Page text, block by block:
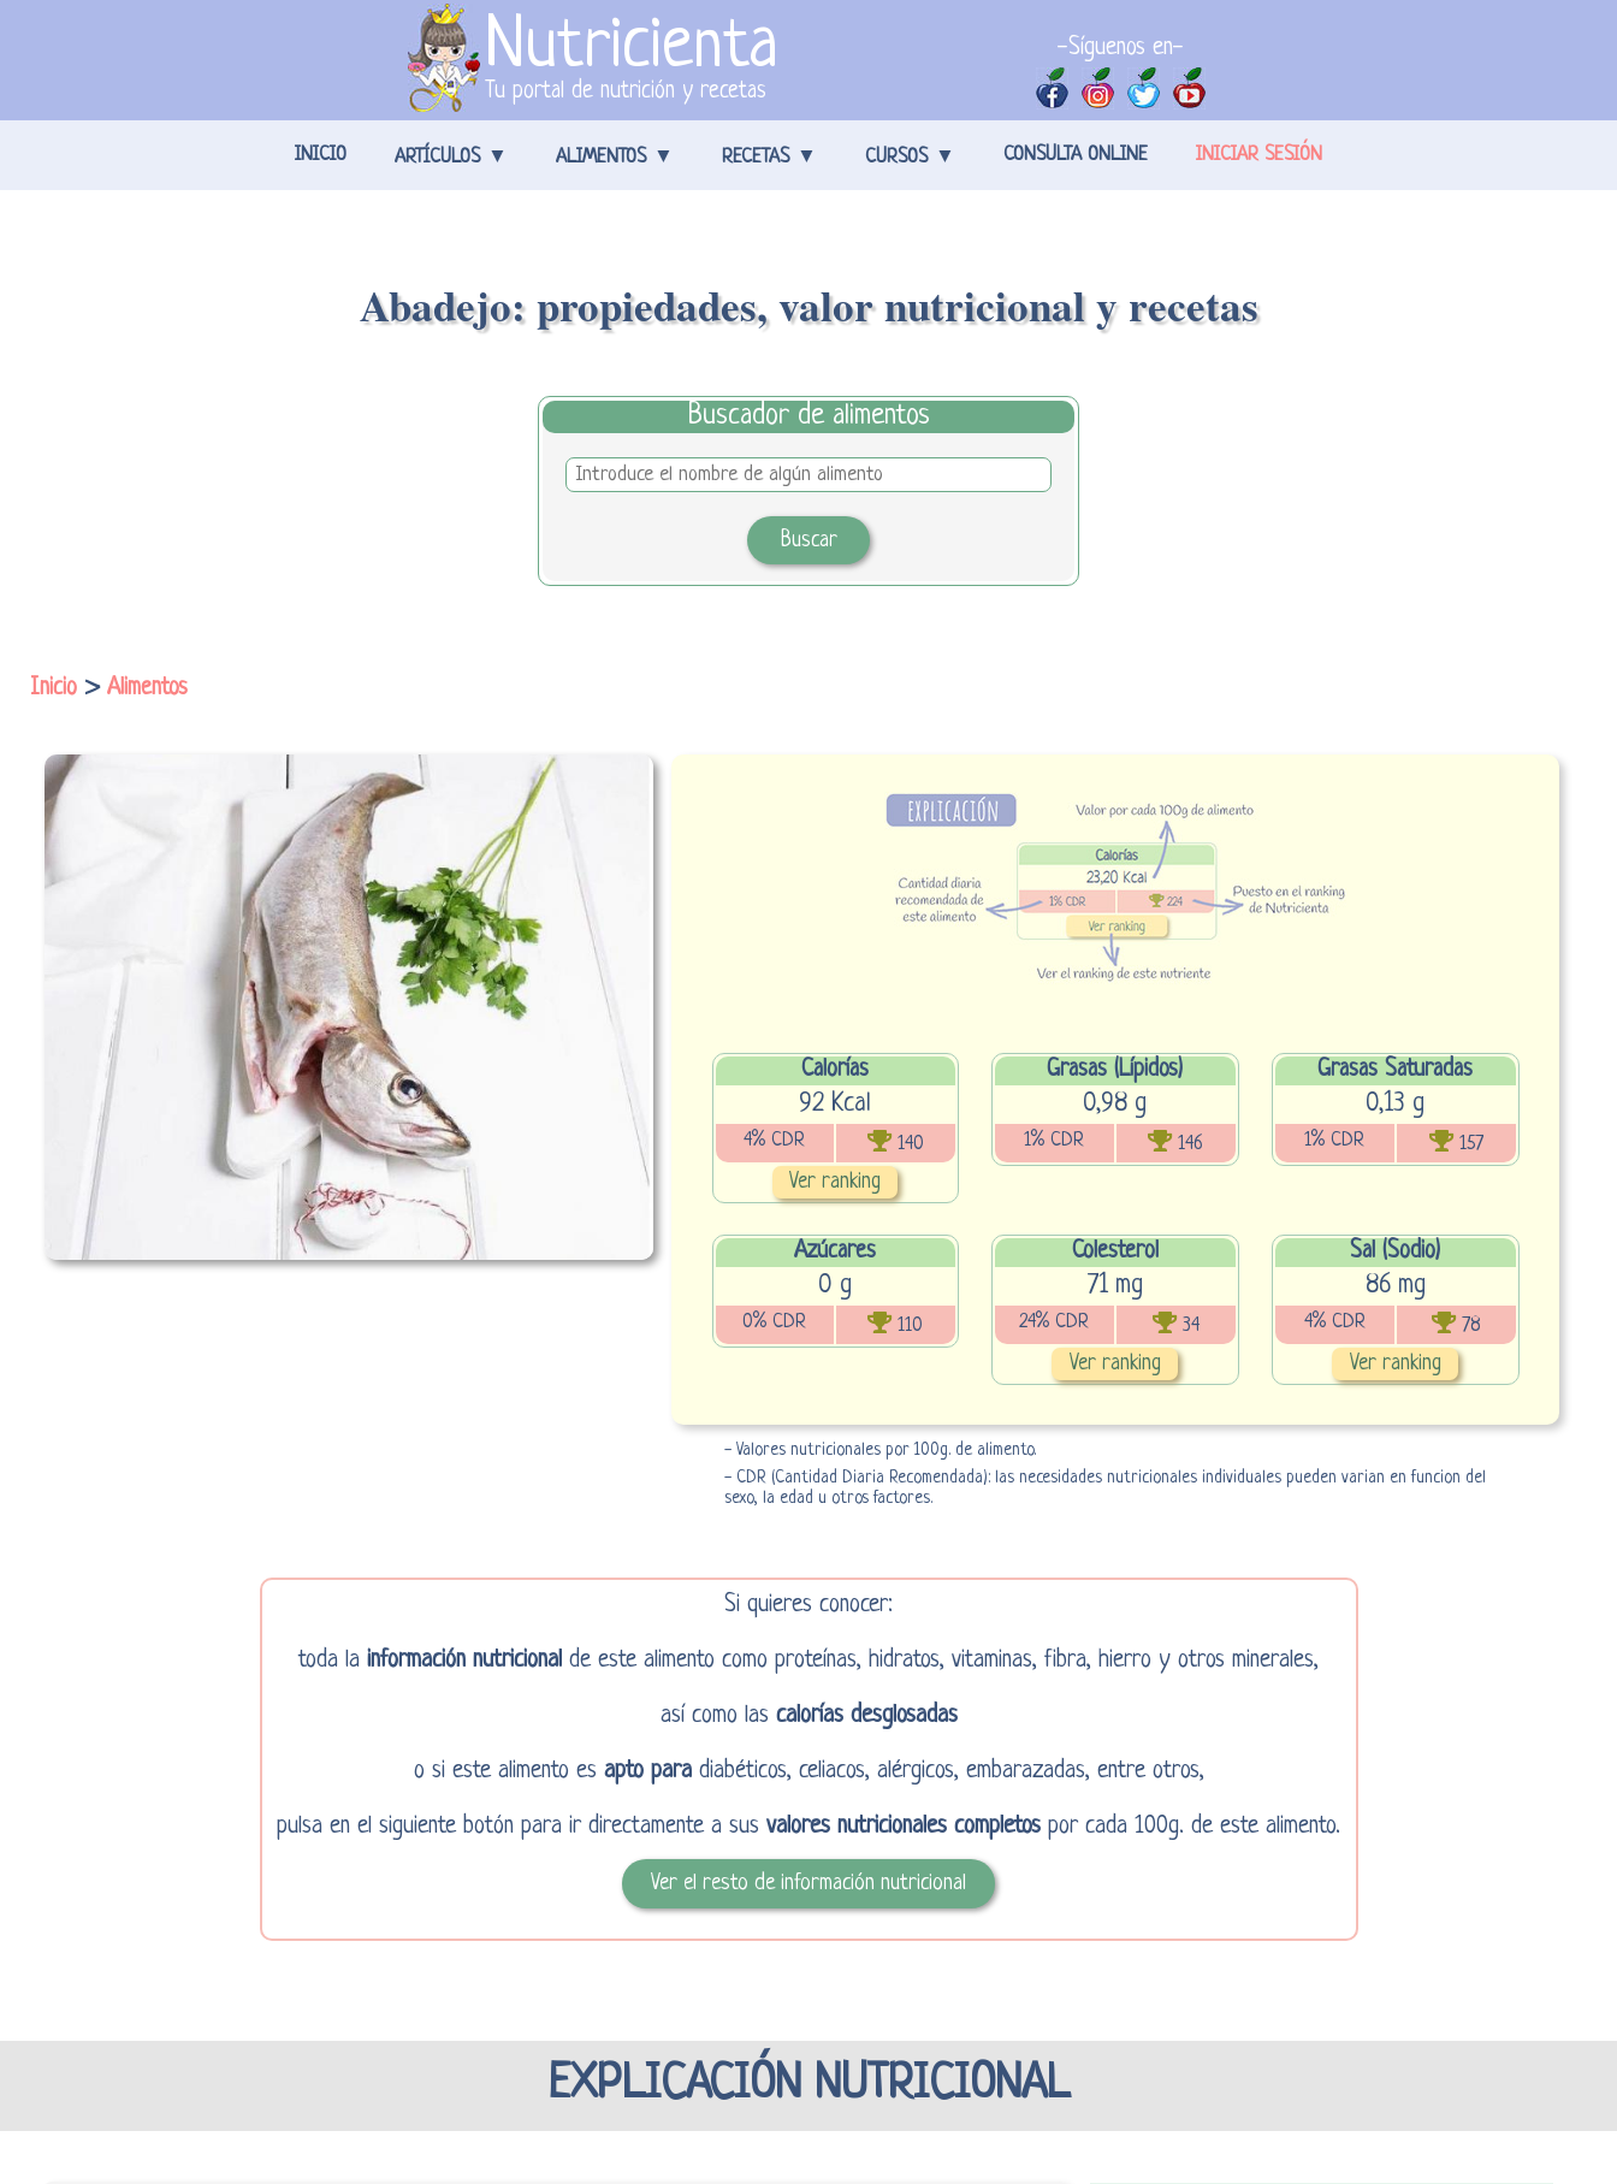
Nutricienta
Tu portal de nutrición y recetas
-Síguenos en-
INICIO ARTÍCULOS ALIMENTOS RECETAS CURSOS CONSULTA ONLINE INICIAR SESIÓN
Abadejo: propiedades, valor nutricional y recetas
Buscador de alimentos
Inicio > Alimentos
Calorías
92 Kcal
4% CDR 140
Ver ranking
Grasas (Lípidos)
0,98 g
1% CDR 146
Grasas Saturadas
0,13 g
1% CDR 157
Azúcares
0 g
0% CDR 110
Colesterol
71 mg
24% CDR 34
Ver ranking
Sal (Sodio)
86 mg
4% CDR 78
Ver ranking
- Valores nutricionales por 100g. de alimento.
- CDR (Cantidad Diaria Recomendada): las necesidades nutricionales individuales pueden varian en funcion del
sexo, la edad u otros factores.
Si quieres conocer:
toda la información nutricional de este alimento como proteínas, hidratos, vitaminas, fibra, hierro y otros minerales,
así como las calorías desglosadas
o si este alimento es apto paradiabéticos, celiacos, alérgicos, embarazadas, entre otros,
pulsa en el siguiente botón para ir directamente a sus valores nutricionales completos por cada 100g. de este alimento.
Ver el resto de información nutricional
EXPLICACIÓN NUTRICIONAL